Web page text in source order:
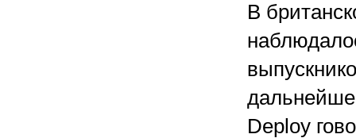
В
Deploy